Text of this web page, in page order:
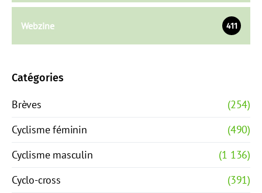
Webzine 411
Catégories
Brèves
(254)
Cyclisme féminin
(490)
Cyclisme masculin
(1 136)
Cyclo-cross
(391)